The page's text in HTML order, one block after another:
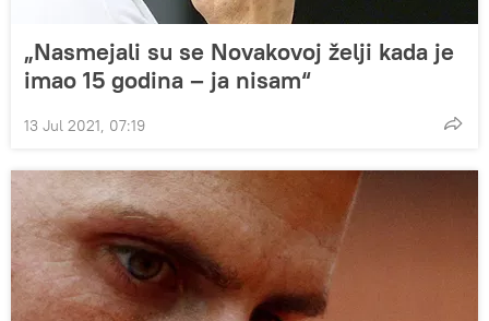
„Nasmejali su se Novakovoj želji kada je
imao 15 godina – ja nisam“
13 Jul 2021, 07:19